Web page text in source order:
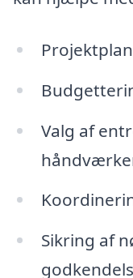
Valg af
Sikring af